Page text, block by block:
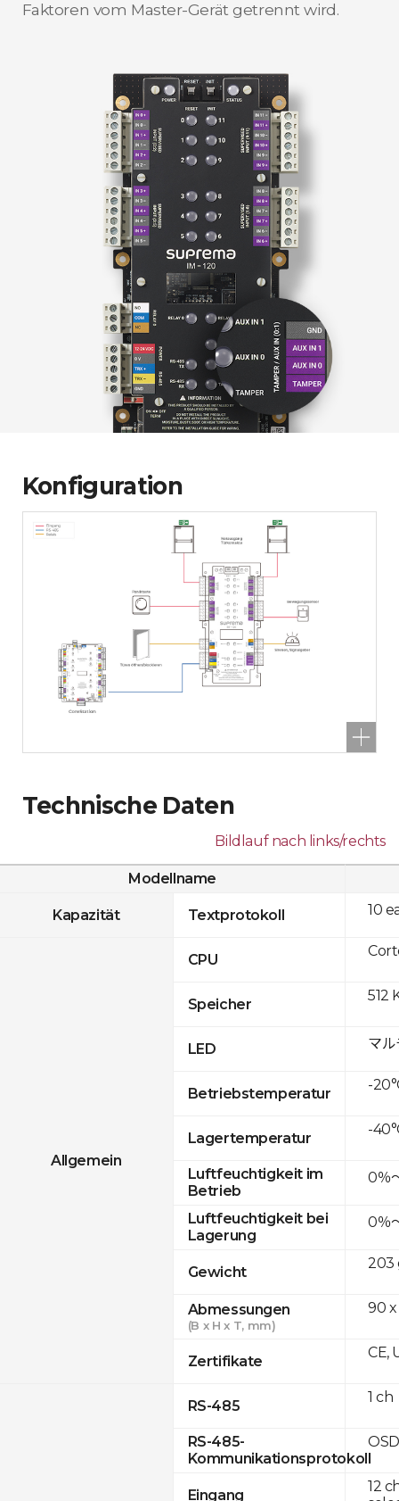
Faktoren vom Master-Gerät getrennt wird.
Konfiguration
Technische Daten
Bildlauf nach links/rechts
Modellname
Kapazität Textprotokoll
Allgemein
CPU
Speicher
LED
Betriebstemperatur
Lagertemperatur
Luftfeuchtigkeit im
Betrieb
Luftfeuchtigkeit bei
Lagerung
Gewicht
Abmessungen
(B x H x T, mm)
Zertifikate
RS-485
RS-485-
Kommunikationsprotokoll
Eingang
10
512
マ
-
-
0％
0％
203
90 x
CE,
1 ch
12